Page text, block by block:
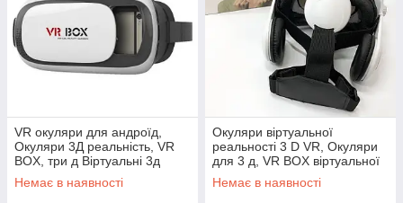
VR окуляри для андроїд,
Окуляри 3Д реальність, VR
BOX, три д Віртуальні 3д
відео-окуляри FN-69
Немає в наявності
Окуляри віртуальної
реальності 3 D VR, Окуляри
для 3 д, VR BOX віртуальної
реальності для ігор VW-38
Немає в наявності